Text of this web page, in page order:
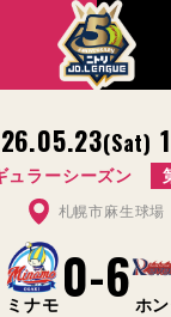
(Sat)
ュラーシーズン
札幌市麻生球場
ミナモ 0-6 ホ